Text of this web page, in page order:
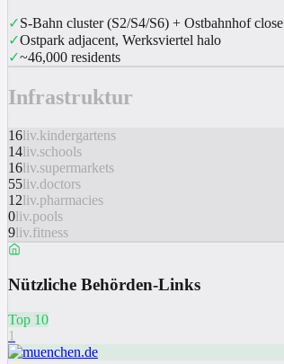
✓S-Bahn cluster (S2/S4/S6) + Ostbahnhof close
✓Ostpark adjacent, Werksviertel halo
✓~46,000 residents
Infrastruktur
16liv.kindergartens
14liv.schools
16liv.supermarkets
55liv.doctors
12liv.pharmacies
0liv.pools
9liv.fitness
Nützliche Behörden-Links
Top 10
1